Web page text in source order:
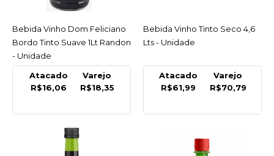
R$18,35
COMPRAR
LISTA DE DESEJO
ACESSAR
Bebida Vinho Dom Feliciano
Bordo Tinto Suave 1Lt Randon
- Unidade
Atacado
R$16,06
Varejo
R$18,35
ACESSAR
Bebida Vinho Tinto Seco 4,6
Lts - Unidade
Atacado
R$61,99
Varejo
R$70,79